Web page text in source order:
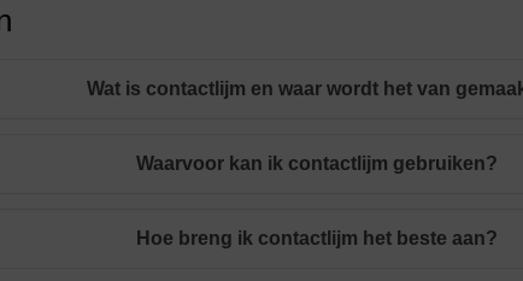
Wat is contactlijm en waar wordt het van
Waarvoor kan ik contactlijm gebruiken?
Hoe breng ik contactlijm het beste aan?